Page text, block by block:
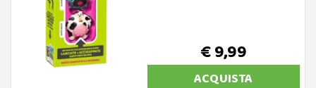
€ 9,99
ACQUISTA